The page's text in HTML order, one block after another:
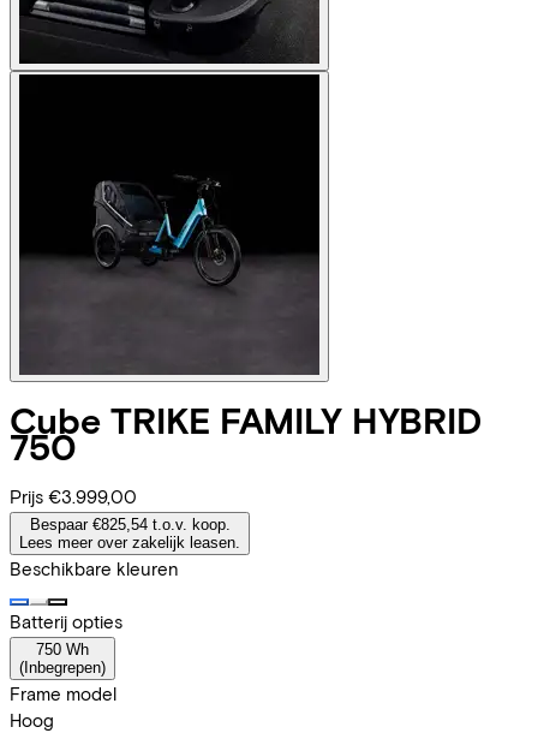
Cube TRIKE FAMILY HYBRID
750
Prijs €3.999,00
Bespaar €825,54 t.o.v. koop.
Lees meer over zakelijk leasen.
Beschikbare kleuren
Batterij opties
750 Wh
( Inbegrepen)
Frame model
Hoog